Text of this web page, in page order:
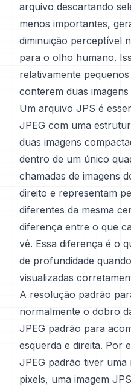
arquivo descartando
menos importantes,
diminuição perceptível
para o olho humano.
relativamente
conterem duas
Um arquivo JPS é
JPEG com uma
duas imagens
dentro de um único
chamadas de imagens
direito e representam
diferentes da mesma
diferença entre o que
vê. Essa diferença é o
de profundidade
visualizadas
A resolução padrão
normalmente o dobro
JPEG padrão para
esquerda e direita. Por
JPEG padrão tiver
pixels, uma imagem